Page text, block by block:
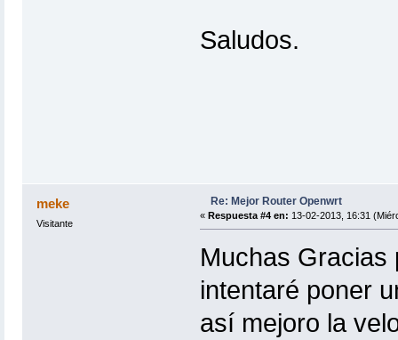
Saludos.
meke
Visitante
Re: Mejor Router Openwrt
« Respuesta #4 en: 13-02-2013, 16:31
Muchas Gracias
intentaré poner
así mejoro la